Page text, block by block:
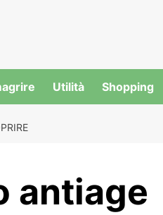
Utilità Shopping
antiage